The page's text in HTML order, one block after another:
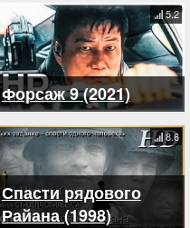
Форсаж 9 (2021)
5.2
Спасти рядового
Райана (1998)
8.6